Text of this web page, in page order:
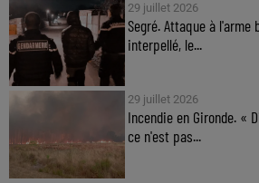
29 juillet 2026
Segré. Attaque à l'arme
interpellé, le...
29 juillet 2026
Incendie en Gironde. «
ce n'est pas...